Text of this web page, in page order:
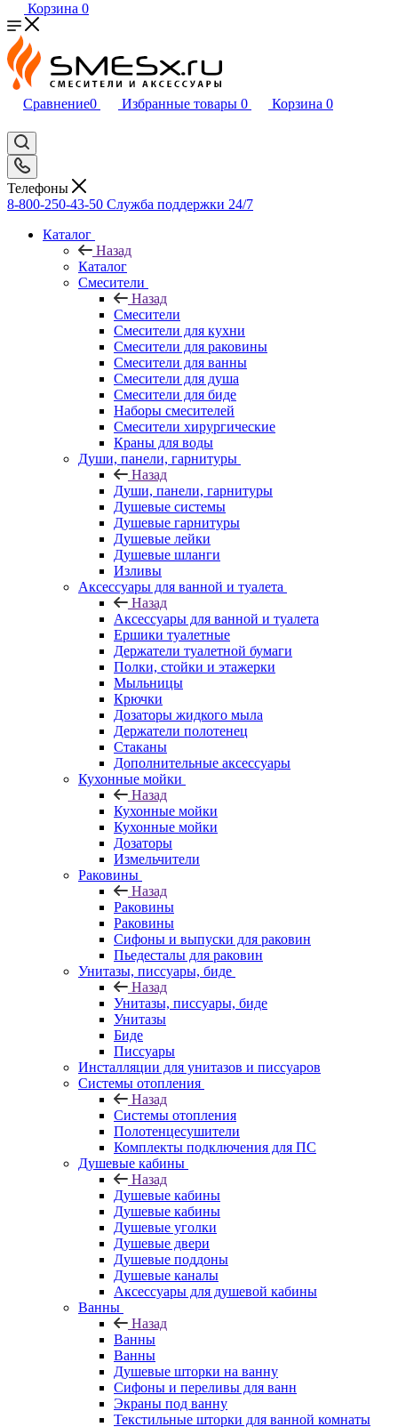
Корзина 0
Сравнение0 Избранные товары 0 Корзина 0
Телефоны
8-800-250-43-50 Служба поддержки 24/7
Каталог
Назад
Каталог
Смесители
Назад
Смесители
Смесители для кухни
Смесители для раковины
Смесители для ванны
Смесители для душа
Смесители для биде
Наборы смесителей
Смесители хирургические
Краны для воды
Души, панели, гарнитуры
Назад
Души, панели, гарнитуры
Душевые системы
Душевые гарнитуры
Душевые лейки
Душевые шланги
Изливы
Аксессуары для ванной и туалета
Назад
Аксессуары для ванной и туалета
Ершики туалетные
Держатели туалетной бумаги
Полки, стойки и этажерки
Мыльницы
Крючки
Дозаторы жидкого мыла
Держатели полотенец
Стаканы
Дополнительные аксессуары
Кухонные мойки
Назад
Кухонные мойки
Кухонные мойки
Дозаторы
Измельчители
Раковины
Назад
Раковины
Раковины
Сифоны и выпуски для раковин
Пьедесталы для раковин
Унитазы, писсуары, биде
Назад
Унитазы, писсуары, биде
Унитазы
Биде
Писсуары
Инсталляции для унитазов и писсуаров
Системы отопления
Назад
Системы отопления
Полотенцесушители
Комплекты подключения для ПС
Душевые кабины
Назад
Душевые кабины
Душевые кабины
Душевые уголки
Душевые двери
Душевые поддоны
Душевые каналы
Аксессуары для душевой кабины
Ванны
Назад
Ванны
Ванны
Душевые шторки на ванну
Сифоны и переливы для ванн
Экраны под ванну
Текстильные шторки для ванной комнаты